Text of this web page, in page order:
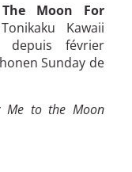
The Moon For
Kawaii
depuis février
Sunday de
Me to the Moon